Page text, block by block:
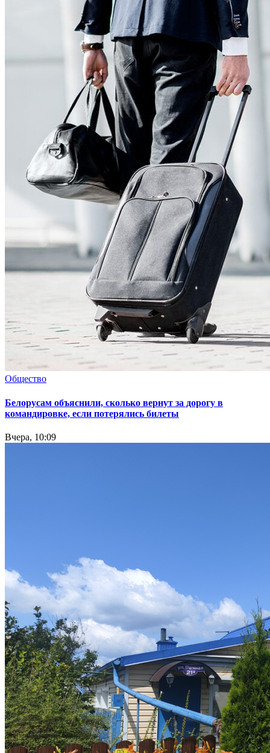
Общество
Белорусам объяснили, сколько вернут за дорогу в
командировке, если потерялись билеты
Вчера, 10:09